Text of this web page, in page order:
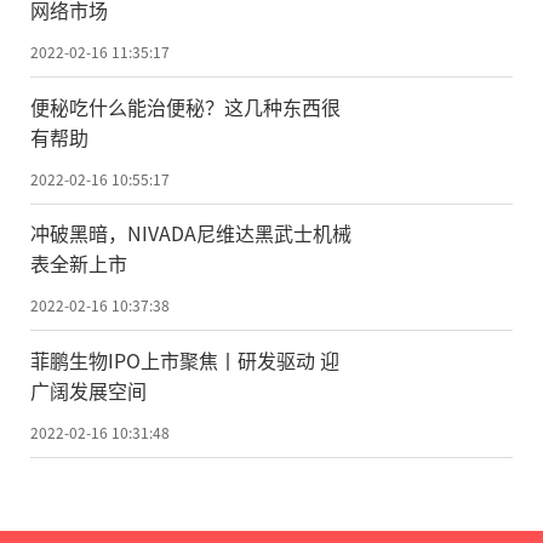
网络市场
2022-02-16 11:35:17
便秘吃什么能治便秘？这几种东西很
有帮助
2022-02-16 10:55:17
冲破黑暗，NIVADA尼维达黑武士机械
表全新上市
2022-02-16 10:37:38
菲鹏生物IPO上市聚焦丨研发驱动 迎
广阔发展空间
2022-02-16 10:31:48